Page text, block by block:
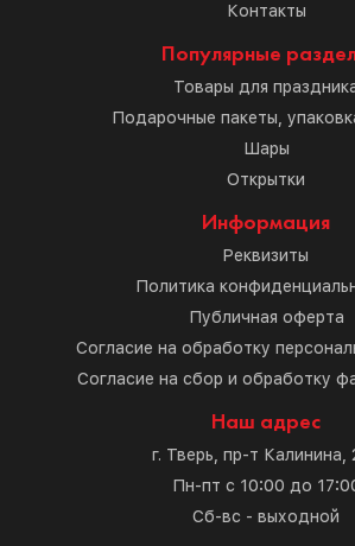
Контакты
Популярные
Товары для
Подарочные пакеты,
Шары
Открытки
Информация
Реквизиты
Политика
Публичная оферта
Согласие на обработку
Согласие на сбор и обработку
Наш адрес
г. Тверь, пр-т Калинина,
Пн-пт с 10:00 до
Сб-вс - выходной